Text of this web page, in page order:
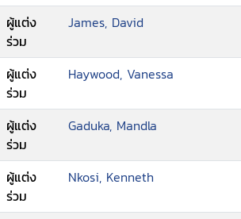
ผู้แต่ง
ร่วม
James, David
ผู้แต่ง
ร่วม
Haywood, Vanessa
ผู้แต่ง
ร่วม
Gaduka, Mandla
ผู้แต่ง
ร่วม
Nkosi, Kenneth